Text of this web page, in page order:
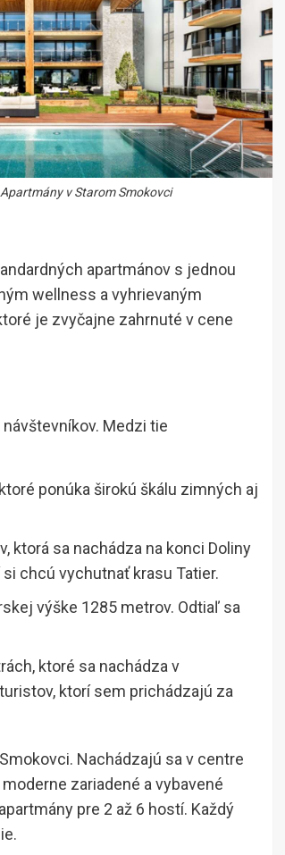
Apartmány v Starom Smokovci
apartmánov s jednou
wellness a vyhrievaným
je zvyčajne zahrnuté v cene
Medzi tie
ponúka širokú škálu zimných aj
ktorá sa nachádza na konci Doliny
chcú vychutnať krasu Tatier.
výške 1285 metrov. Odtiaľ sa
ktoré sa nachádza v
ktorí sem prichádzajú za
Nachádzajú sa v centre
zariadené a vybavené
pre 2 až 6 hostí. Každý